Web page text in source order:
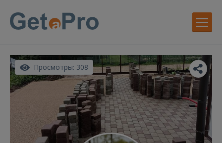
Просмотры: 308